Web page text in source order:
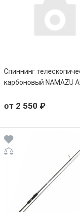
Спиннинг
карбоновый NAMAZU
от 2 550 ₽